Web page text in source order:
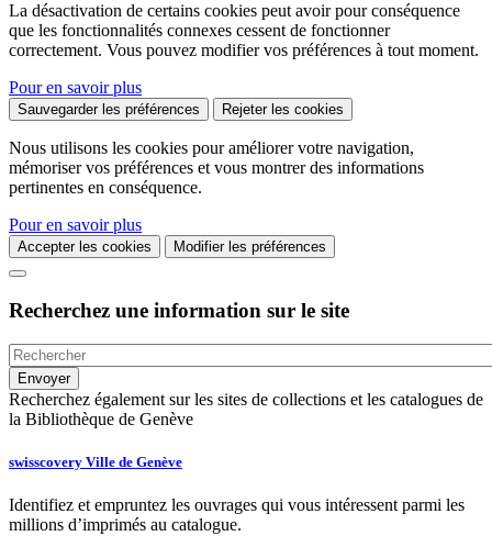
La désactivation de certains cookies peut avoir pour conséquence
que les fonctionnalités connexes cessent de fonctionner
correctement. Vous pouvez modifier vos préférences à tout moment.
Pour en savoir plus
Sauvegarder les préférences Rejeter les cookies
Nous utilisons les cookies pour améliorer votre navigation,
mémoriser vos préférences et vous montrer des informations
pertinentes en conséquence.
Pour en savoir plus
Accepter les cookies Modifier les préférences
Recherchez une information sur le site
Recherchez également sur les sites de collections et les catalogues de
la Bibliothèque de Genève
swisscovery Ville de Genève
Identifiez et empruntez les ouvrages qui vous intéressent parmi les
millions d’imprimés au catalogue.